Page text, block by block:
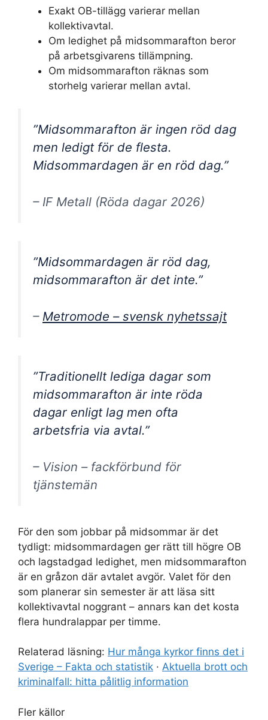
Exakt OB-tillägg varierar mellan
kollektivavtal.
Om ledighet på midsommarafton beror
på arbetsgivarens tillämpning.
Om midsommarafton räknas som
storhelg varierar mellan avtal.
”Midsommarafton är ingen röd dag
men ledigt för de flesta.
Midsommardagen är en röd dag.”
– IF Metall (Röda dagar 2026)
”Midsommardagen är röd dag,
midsommarafton är det inte.”
– Metromode – svensk nyhetssajt
”Traditionellt lediga dagar som
midsommarafton är inte röda
dagar enligt lag men ofta
arbetsfria via avtal.”
– Vision – fackförbund för
tjänstemän
För den som jobbar på midsommar är det
tydligt: midsommardagen ger rätt till högre OB
och lagstadgad ledighet, men midsommarafton
är en gråzon där avtalet avgör. Valet för den
som planerar sin semester är att läsa sitt
kollektivavtal noggrant – annars kan det kosta
flera hundralappar per timme.
Relaterad läsning: Hur många kyrkor finns det i
Sverige – Fakta och statistik · Aktuella brott och
kriminalfall: hitta pålitlig information
Fler källor